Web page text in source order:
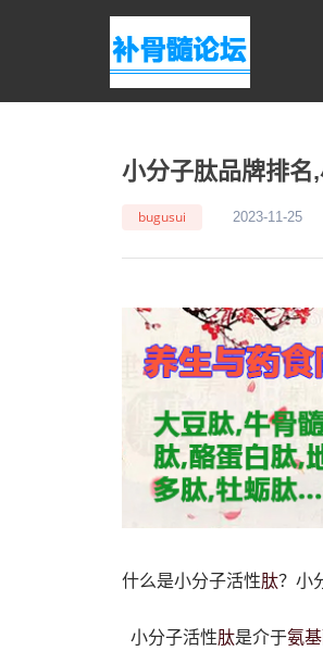
小分子肽品牌排名
bugusui 2023-11-25
什么是小分子活性肽？小
小分子活性肽是介于氨